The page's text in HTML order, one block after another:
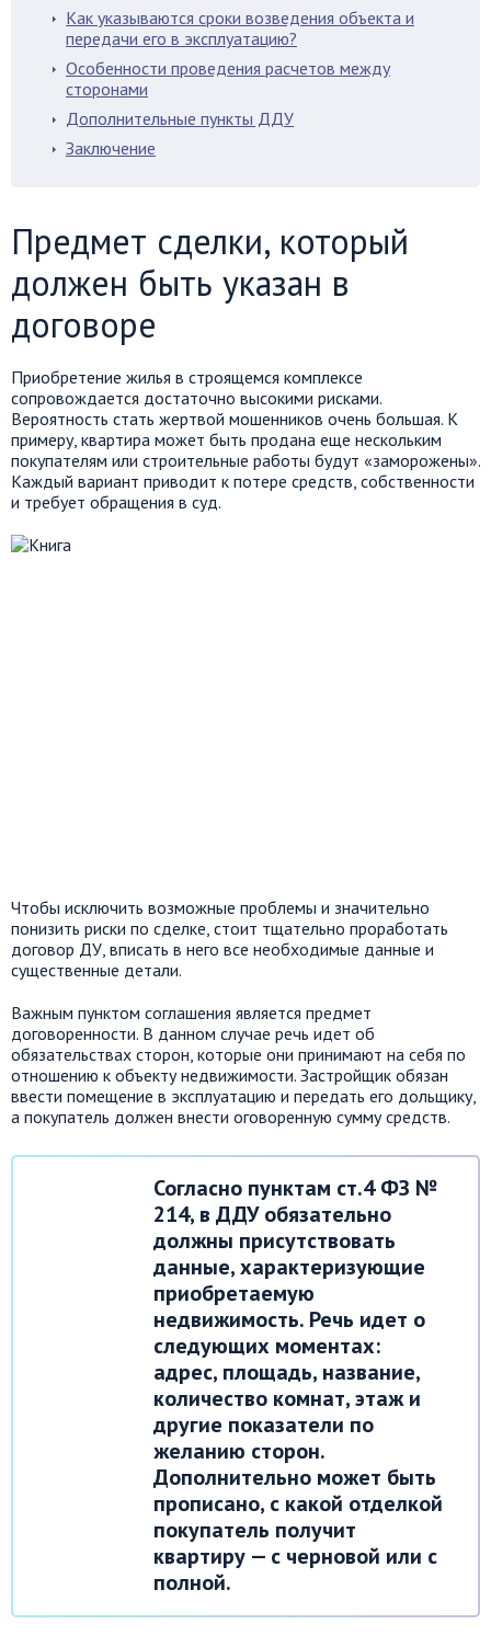
Как указываются сроки возведения объекта и
передачи его в эксплуатацию?
Особенности проведения расчетов между
сторонами
Дополнительные пункты ДДУ
Заключение
Предмет сделки, который
должен быть указан в
договоре
Приобретение жилья в строящемся комплексе
сопровождается достаточно высокими рисками.
Вероятность стать жертвой мошенников очень большая. К
примеру, квартира может быть продана еще нескольким
покупателям или строительные работы будут «заморожены».
Каждый вариант приводит к потере средств, собственности
и требует обращения в суд.
Чтобы исключить возможные проблемы и значительно
понизить риски по сделке, стоит тщательно проработать
договор ДУ, вписать в него все необходимые данные и
существенные детали.
Важным пунктом соглашения является предмет
договоренности. В данном случае речь идет об
обязательствах сторон, которые они принимают на себя по
отношению к объекту недвижимости. Застройщик обязан
ввести помещение в эксплуатацию и передать его дольщику,
а покупатель должен внести оговоренную сумму средств.
Согласно пунктам ст.4 ФЗ №
214, в ДДУ обязательно
должны присутствовать
данные, характеризующие
приобретаемую
недвижимость. Речь идет о
следующих моментах:
адрес, площадь, название,
количество комнат, этаж и
другие показатели по
желанию сторон.
Дополнительно может быть
прописано, с какой отделкой
покупатель получит
квартиру — с черновой или с
полной.